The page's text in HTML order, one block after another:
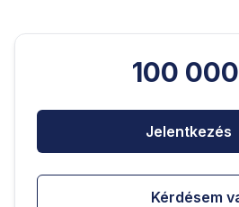
100
Jelentkezés
Kérdésem